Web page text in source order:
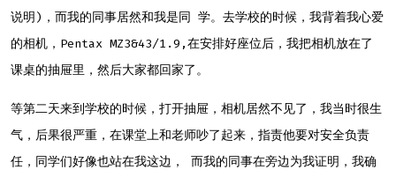
说明)，而我的同事居然和我是同 学。去学校的时候，我背着我心爱
的相机，Pentax MZ3&43/1.9,在安排好座位后，我把相机放在了
课桌的抽屉里，然后大家都回家了。
等第二天来到学校的时候，打开抽屉，相机居然不见了，我当时很生
气，后果很严重，在课堂上和老师吵了起来，指责他要对安全负责
任，同学们好像也站在我这边， 而我的同事在旁边为我证明，我确